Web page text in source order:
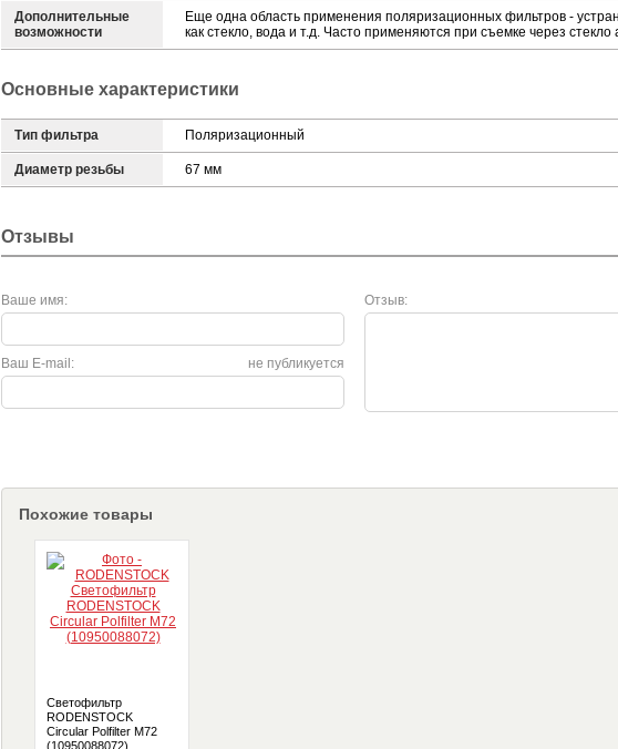
Дополнительные
возможности
Еще одна область применения поляризационных фильтров -
как стекло, вода и т.д. Часто применяются при съемке через
Основные характеристики
Тип фильтра Поляризационный
Диаметр резьбы 67 мм
Отзывы
Ваше имя: Отзыв:
не публикуется
Ваш E-mail:
Похожие товары
Светофильтр
RODENSTOCK
Circular Polfilter M72
(10950088072)